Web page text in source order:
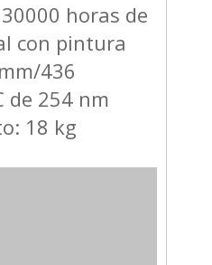
horas de
con pintura
436
de 254 nm
18 kg